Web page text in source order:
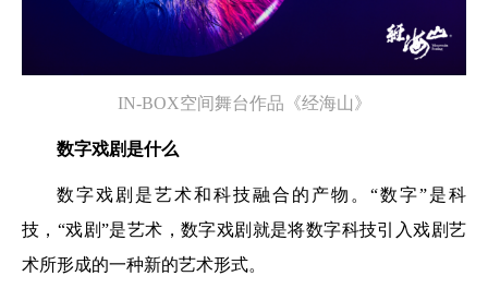
IN-BOX空间舞台作品《经海山》
数字戏剧是什么
数字戏剧是艺术和科技融合的产物。“数字”是科
技，“戏剧”是艺术，数字戏剧就是将数字科技引入戏剧艺
术所形成的一种新的艺术形式。